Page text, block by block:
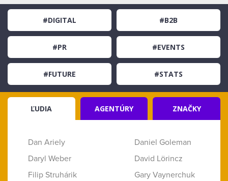
#DIGITAL #B2B
#PR #EVENTS
#FUTURE #STATS
ĽUDIA AGENTÚRY ZNAČKY
Dan Ariely
Daniel Goleman
Daryl Weber
David Lörincz
Filip Struhárik
Gary Vaynerchuk